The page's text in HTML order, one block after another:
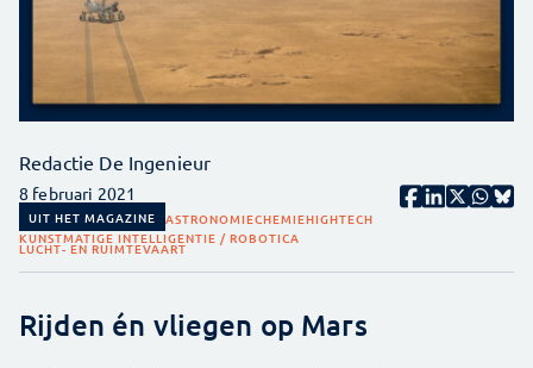
Redactie De Ingenieur
8 februari 2021
UIT HET MAGAZINE ASTRONOMIECHEMIEHIGHTECH
KUNSTMATIGE INTELLIGENTIE / ROBOTICA
LUCHT- EN RUIMTEVAART
Rijden én vliegen op Mars